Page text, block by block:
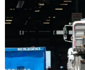
tạm thời về triển
chở khách
toàn, linh hoạt,
19.